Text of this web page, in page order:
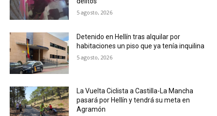
5 agosto, 2026
Detenido en Hellín tras alquilar por
habitaciones un piso que ya tenía inquilina
5 agosto, 2026
La Vuelta Ciclista a Castilla-La Mancha
pasará por Hellín y tendrá su meta en
Agramón